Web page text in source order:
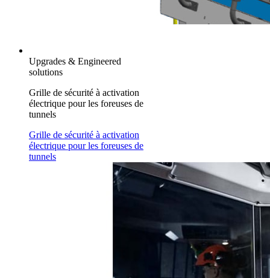
Upgrades & Engineered
solutions
Grille de sécurité à activation
électrique pour les foreuses de
tunnels
Grille de sécurité à activation
électrique pour les foreuses de
tunnels